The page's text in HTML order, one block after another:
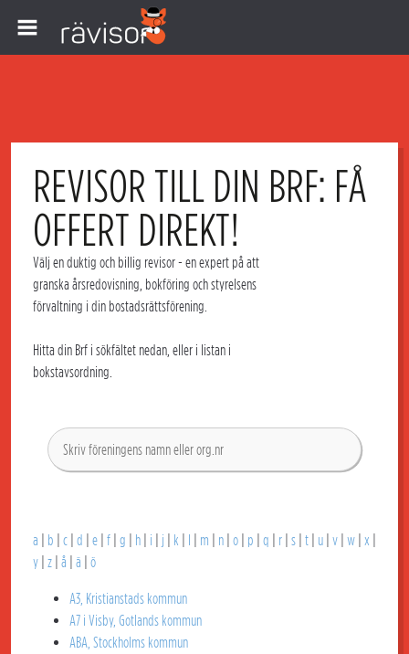
REVISOR TILL DIN BRF: FÅ
OFFERT DIREKT!
Välj en duktig och billig revisor- en expert på att
granska årsredovisning, bokföring och styrelsens
förvaltning i din bostadsrättsförening.
Hitta din Brf i sökfältet nedan, eller i listan i
bokstavsordning.
a b c d e f g h i j k m n o p q r s t u v w x
y z å ä ö
A3, Kristianstads kommun
A7 i Visby, Gotlands kommun
ABA, Stockholms kommun